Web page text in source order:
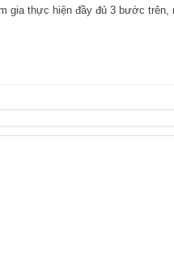
NHẬN QUÀ
tại Việt Nam.